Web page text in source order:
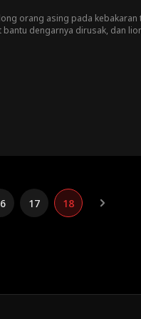
orang asing pada
dengarnya dirusak, dan
17 18